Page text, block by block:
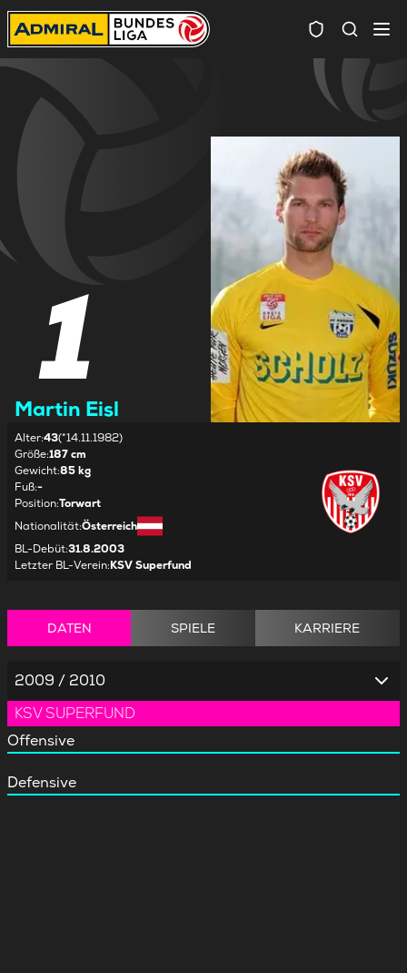
1
Martin Eisl
Alter:43(*14.11.1982)
Größe:187 cm
Gewicht:85 kg
Fuß:-
Position:Torwart
Nationalität:Österreich
BL-Debüt:31.8.2003
Letzter BL-Verein:KSV Superfund
DATEN SPIELE KARRIERE
2009 / 2010
KSV SUPERFUND
Offensive
Defensive